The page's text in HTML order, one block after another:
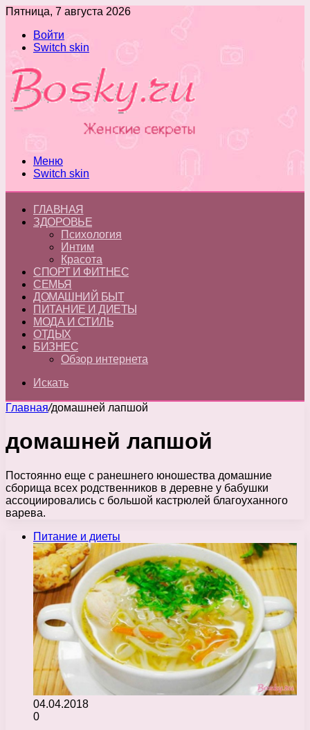
Пятница, 7 августа 2026
Войти
Switch skin
Меню
Switch skin
ГЛАВНАЯ
ЗДОРОВЬЕ
Психология
Интим
Красота
СПОРТ И ФИТНЕС
СЕМЬЯ
ДОМАШНИЙ БЫТ
ПИТАНИЕ И ДИЕТЫ
МОДА И СТИЛЬ
ОТДЫХ
БИЗНЕС
Обзор интернета
Искать
Главная/домашней лапшой
домашней лапшой
Постоянно еще с ранешнего юношества домашние
сборища всех родственников в деревне у бабушки
ассоциировались с большой кастрюлей благоуханного
варева.
Питание и диеты
04.04.2018
0